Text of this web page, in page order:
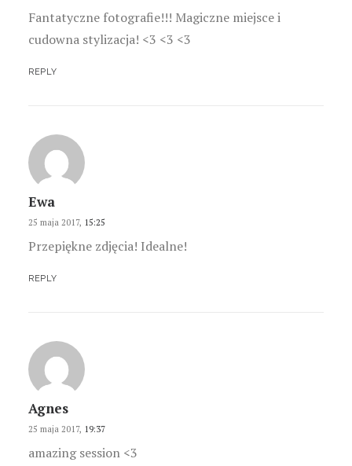
Fantatyczne fotografie!!! Magiczne miejsce i
cudowna stylizacja! <3 <3 <3
REPLY
Ewa
25 maja 2017, 15:25
Przepiękne zdjęcia! Idealne!
REPLY
Agnes
25 maja 2017, 19:37
amazing session <3